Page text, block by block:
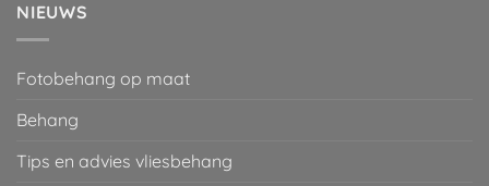
NIEUWS
Fotobehang op maat
Behang
Tips en advies vliesbehang